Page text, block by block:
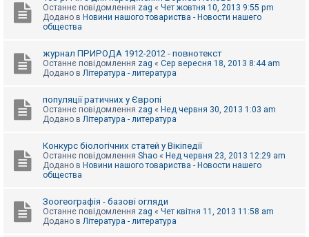
и
е
ш
к
Останнє повідомлення zag « Чет жовтня 10, 2013 9:55 pm
Додано в Новини нашого товариства - Новости нашего
общества
журнал ПРИРОДА 1912-2012 - повнотекст
Останнє повідомлення zag « Сер вересня 18, 2013 8:44 am
Додано в Література - литература
популяції ратичних у Європі
Останнє повідомлення zag « Нед червня 30, 2013 1:03 am
Додано в Література - литература
Конкурс біологічних статей у Вікіпедії
Останнє повідомлення Shao « Нед червня 23, 2013 12:29 am
Додано в Новини нашого товариства - Новости нашего
общества
Зоогеографія - базові огляди
Останнє повідомлення zag « Чет квітня 11, 2013 11:58 am
Додано в Література - литература